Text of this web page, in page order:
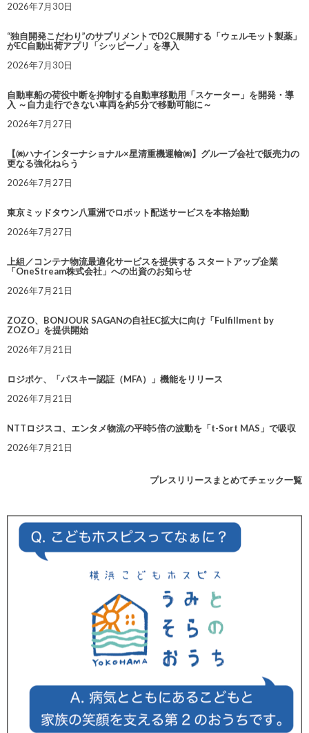
2026年7月30日
“独自開発こだわり”のサプリメントでD2C展開する「ウェルモット製薬」
がEC自動出荷アプリ「シッピーノ」を導入
2026年7月30日
自動車船の荷役中断を抑制する自動車移動用「スケーター」を開発・導
入 ～自力走行できない車両を約5分で移動可能に～
2026年7月27日
【㈱ハナインターナショナル×星清重機運輸㈱】グループ会社で販売力の
更なる強化ねらう
2026年7月27日
東京ミッドタウン八重洲でロボット配送サービスを本格始動
2026年7月27日
上組／コンテナ物流最適化サービスを提供する スタートアップ企業
「OneStream株式会社」への出資のお知らせ
2026年7月21日
ZOZO、BONJOUR SAGANの自社EC拡大に向け「Fulfillment by
ZOZO」を提供開始
2026年7月21日
ロジポケ、「パスキー認証（MFA）」機能をリリース
2026年7月21日
NTTロジスコ、エンタメ物流の平時5倍の波動を「t-Sort MAS」で吸収
2026年7月21日
プレスリリースまとめてチェック一覧